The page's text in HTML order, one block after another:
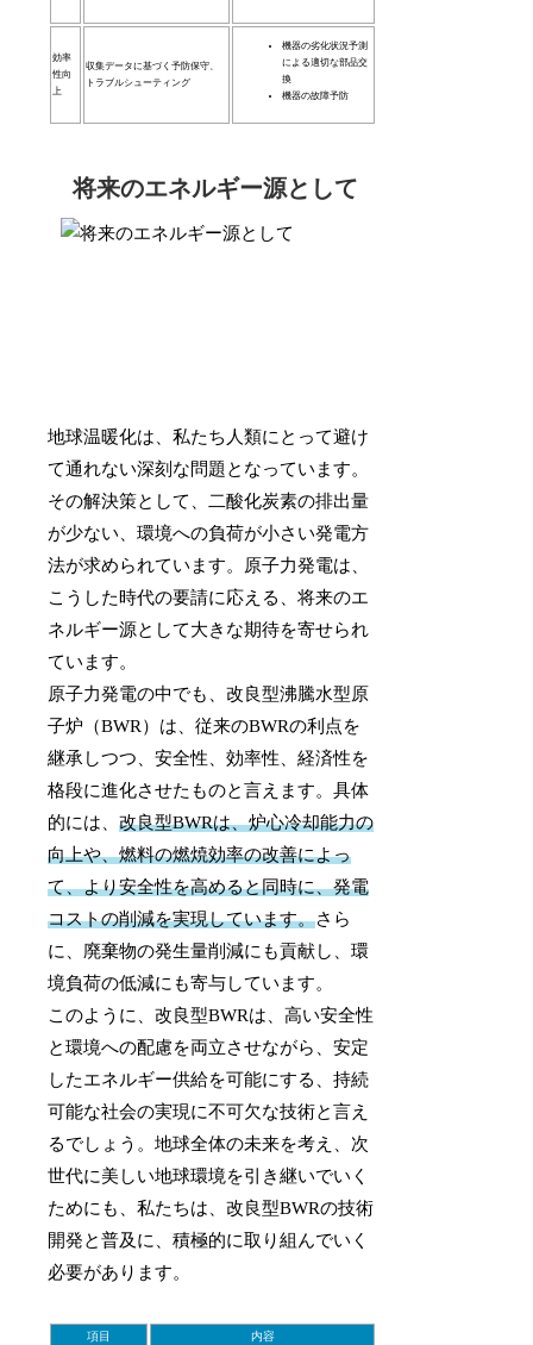
効率
性向
上
収集データに基づく予防保守、
トラブルシューティング
機器の劣化状況予測
による適切な部品交
換
機器の故障予防
将来のエネルギー源として
地球温暖化は、私たち人類にとって避け
て通れない深刻な問題となっています。
その解決策として、二酸化炭素の排出量
が少ない、環境への負荷が小さい発電方
法が求められています。原子力発電は、
こうした時代の要請に応える、将来のエ
ネルギー源として大きな期待を寄せられ
ています。
原子力発電の中でも、改良型沸騰水型原
子炉（BWR）は、従来のBWRの利点を
継承しつつ、安全性、効率性、経済性を
格段に進化させたものと言えます。具体
的には、改良型BWRは、炉心冷却能力の
向上や、燃料の燃焼効率の改善によっ
て、より安全性を高めると同時に、発電
コストの削減を実現しています。さら
に、廃棄物の発生量削減にも貢献し、環
境負荷の低減にも寄与しています。
このように、改良型BWRは、高い安全性
と環境への配慮を両立させながら、安定
したエネルギー供給を可能にする、持続
可能な社会の実現に不可欠な技術と言え
るでしょう。地球全体の未来を考え、次
世代に美しい地球環境を引き継いでいく
ためにも、私たちは、改良型BWRの技術
開発と普及に、積極的に取り組んでいく
必要があります。
項目 内容